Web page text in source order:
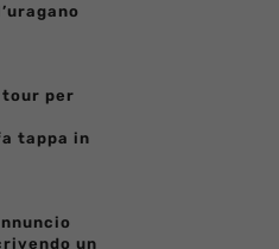
tour per
tappa in
un